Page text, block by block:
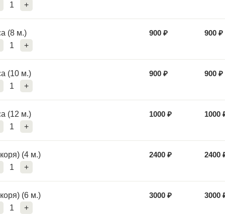
1 +
(8 м.) 900 ₽ 900 ₽
1 +
(10 м.) 900 ₽ 900 ₽
1 +
(12 м.) 1000 ₽ 1000
1 +
(4 м.) 2400 ₽ 2400
1 +
(6 м.) 3000 ₽ 3000
1 +